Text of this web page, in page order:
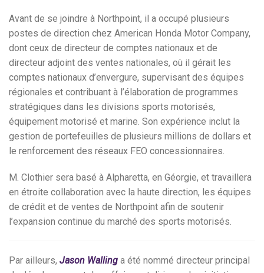
Avant de se joindre à Northpoint, il a occupé plusieurs
postes de direction chez American Honda Motor Company,
dont ceux de directeur de comptes nationaux et de
directeur adjoint des ventes nationales, où il gérait les
comptes nationaux d’envergure, supervisant des équipes
régionales et contribuant à l’élaboration de programmes
stratégiques dans les divisions sports motorisés,
équipement motorisé et marine. Son expérience inclut la
gestion de portefeuilles de plusieurs millions de dollars et
le renforcement des réseaux FEO concessionnaires.
M. Clothier sera basé à Alpharetta, en Géorgie, et travaillera
en étroite collaboration avec la haute direction, les équipes
de crédit et de ventes de Northpoint afin de soutenir
l’expansion continue du marché des sports motorisés.
Par ailleurs, Jason Walling a été nommé directeur principal